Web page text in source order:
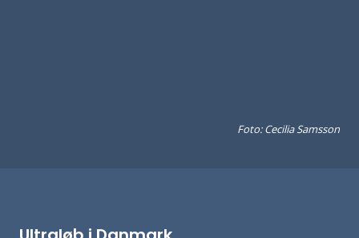
Foto: Cecilia Samsson